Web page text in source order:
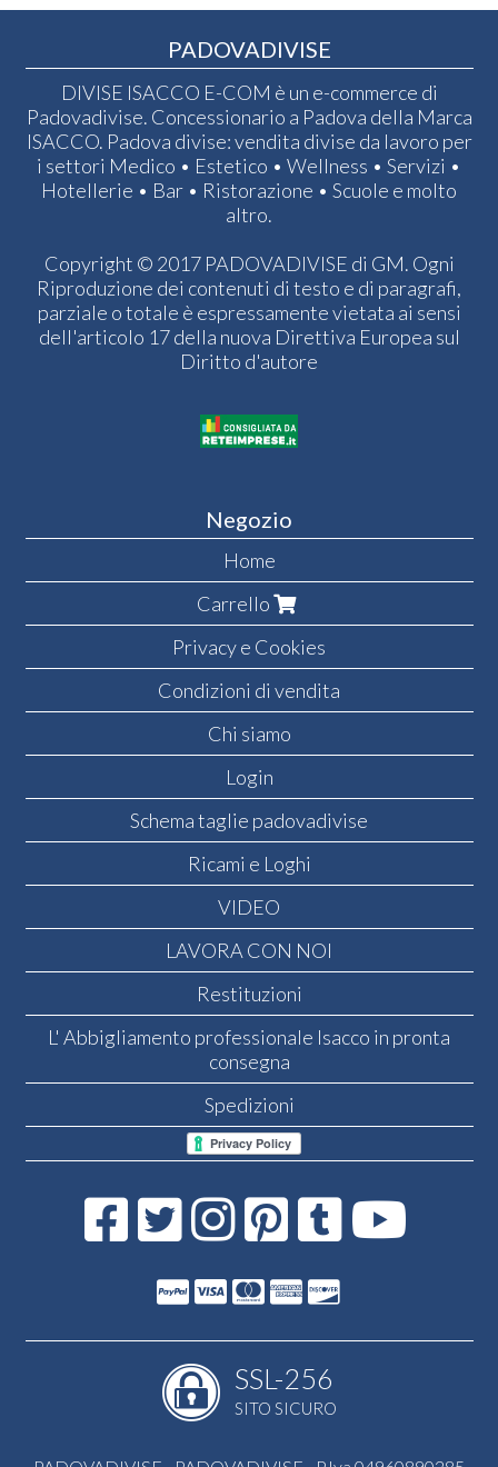
PADOVADIVISE
DIVISE ISACCO E-COM è un e-commerce di
Padovadivise. Concessionario a Padova della Marca
ISACCO. Padova divise: vendita divise da lavoro per
i settori Medico • Estetico • Wellness • Servizi •
Hotellerie • Bar • Ristorazione • Scuole e molto
altro.
Copyright © 2017 PADOVADIVISE di GM. Ogni
Riproduzione dei contenuti di testo e di paragrafi,
parziale o totale è espressamente vietata ai sensi
dell'articolo 17 della nuova Direttiva Europea sul
Diritto d'autore
Negozio
Home
Carrello
Privacy e Cookies
Condizioni di vendita
Chi siamo
Login
Schema taglie padovadivise
Ricami e Loghi
VIDEO
LAVORA CON NOI
Restituzioni
L' Abbigliamento professionale Isacco in pronta
consegna
Spedizioni
SSL-256
SITO SICURO